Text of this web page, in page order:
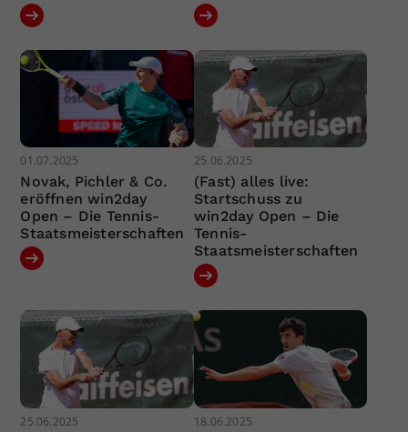
01.07.2025
Novak, Pichler & Co.
eröffnen win2day
Open – Die Tennis-
Staatsmeisterschaften
25.06.2025
(Fast) alles live:
Startschuss zu
win2day Open – Die
Tennis-
Staatsmeisterschaften
25.06.2025 18.06.2025